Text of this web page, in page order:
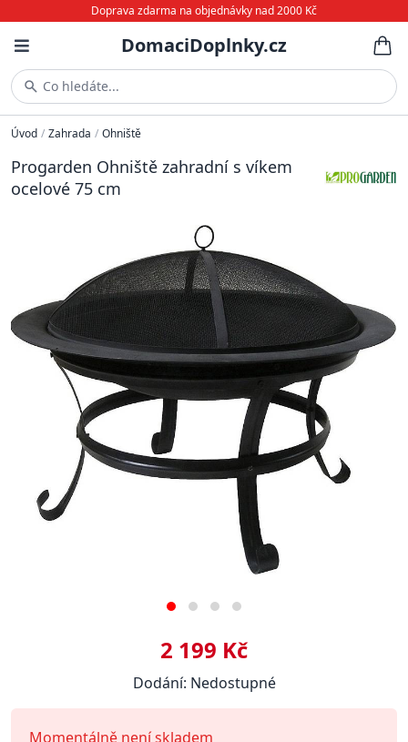
Doprava zdarma na objednávky nad 2000 Kč
DomaciDoplnky.cz
Co hledáte...
Úvod / Zahrada / Ohniště
Progarden Ohniště zahradní s víkem
ocelové 75 cm
2 199 Kč
Dodání: Nedostupné
Momentálně není skladem